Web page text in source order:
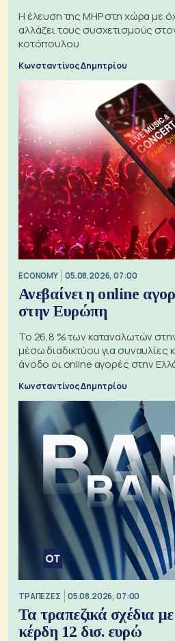
H έλευση της MHP στη χώρα με
αλλάζει τους συσχετισμούς
κοτόπουλου
Κωνσταντίνος Δημητρίου
ECONOMY 05.08.2026, 07:00
Ανεβαίνει η online
στην Ευρώπη
Το 26,8 % των καταναλωτών
μέσω διαδικτύου για συναυλίες
άνοδο οι online αγορές στην
Κωνσταντίνος Δημητρίου
ΤΡΑΠΕΖΕΣ 05.08.2026, 07:00
Τα τραπεζικά σχέδια
κέρδη 12 δισ. ευρώ